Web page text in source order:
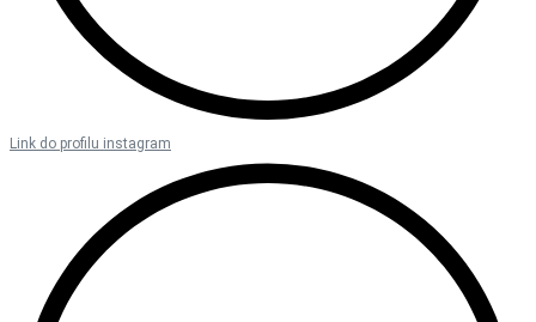
Link do profilu instagram